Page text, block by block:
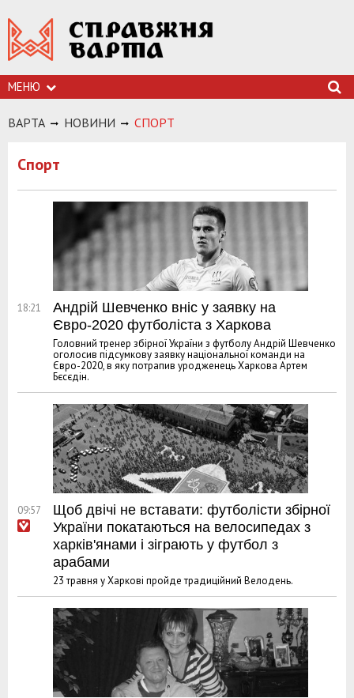
МЕНЮ
ВАРТА НОВИНИ СПОРТ
Спорт
18:21
Андрій Шевченко вніс у заявку на
Євро-2020 футболіста з Харкова
Головний тренер збірної України з футболу Андрій Шевченко
оголосив підсумкову заявку національної команди на
Євро-2020, в яку потрапив уродженець Харкова Артем
Бєсєдін.
09:57
Щоб двічі не вставати: футболісти збірної
України покатаються на велосипедах з
харків'янами і зіграють у футбол з
арабами
23 травня у Харкові пройде традиційний Велодень.